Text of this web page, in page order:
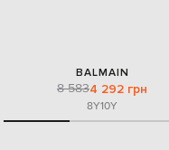
BALMAIN
8 5834 292 грн
8Y10Y